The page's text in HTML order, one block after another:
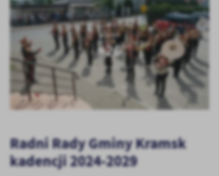
KOLEJNE
+26
Radni Rady Gminy Kramsk
kadencji 2024-2029